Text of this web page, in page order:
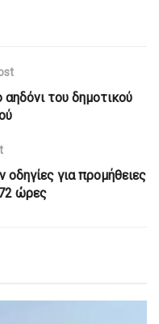
του δημοτικού
για προμήθειες
ώρες